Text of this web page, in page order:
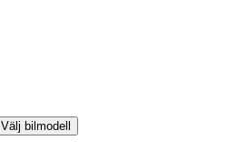
Välj bilmodell